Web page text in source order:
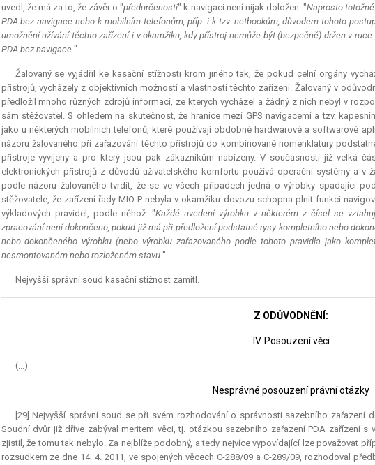
uvedl, že má za to, že závěr o "předurčenosti" k navigaci není nijak doložen: "Naprosto
PDA bez navigace nebo k mobilním telefonům, příp. i k tzv. netbookům, důvodem tohoto
umožnění užívání těchto zařízení i v okamžiku, kdy přístroj nemůže být (bezpečně) držen v
PDA bez navigace."
Žalovaný se vyjádřil ke kasační stížnosti krom jiného tak, že pokud celní orgány
přístrojů, vycházely z objektivních možností a vlastností těchto zařízení. Žalovaný v
předložil mnoho různých zdrojů informací, ze kterých vycházel a žádný z nich nebyl v
sám stěžovatel. S ohledem na skutečnost, že hranice mezi GPS navigacemi a tzv.
jako u některých mobilních telefonů, které používají obdobné hardwarové a softwarové
názoru žalovaného při zařazování těchto přístrojů do kombinované nomenklatury
přístroje vyvíjeny a pro který jsou pak zákazníkům nabízeny. V současnosti již velká
elektronických přístrojů z důvodů uživatelského komfortu používá operační systémy a v
podle názoru žalovaného tvrdit, že se ve všech případech jedná o výrobky spadající
stěžovatele, že zařízení řady MIO P nebyla v okamžiku dovozu schopna plnit funkci
výkladových pravidel, podle něhož: "Každé uvedení výrobku v některém z čísel se
zpracování není dokončeno, pokud již má při předložení podstatné rysy kompletního nebo
nebo dokončeného výrobku (nebo výrobku zařazovaného podle tohoto pravidla jako
nesmontovaném nebo rozloženém stavu."
Nejvyšší správní soud kasační stížnost zamítl.
Z ODŮVODNĚNÍ:
IV. Posouzení věci
(...)
Nesprávné posouzení právní otázky
[29] Nejvyšší správní soud se při svém rozhodování o správnosti sazebního zařazení
Soudní dvůr již dříve zabýval meritem věci, tj. otázkou sazebního zařazení PDA zařízení s
zjistil, že tomu tak nebylo. Za nejblíže podobný, a tedy nejvíce vypovídající lze považovat
rozsudkem ze dne 14. 4. 2011, ve spojených věcech C-288/09 a C-289/09, rozhodoval